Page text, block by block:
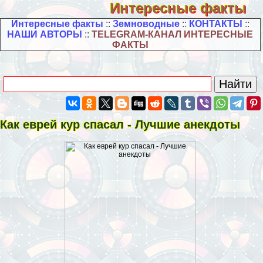
Интересные факты
Интересные факты :: Земноводные:: КОНТАКТЫ ::
НАШИ АВТОРЫ ::TELEGRAM-КАНАЛ ИНТЕРЕСНЫЕ
ФАКТЫ
Как еврей кур спасал - Лучшие анекдоты